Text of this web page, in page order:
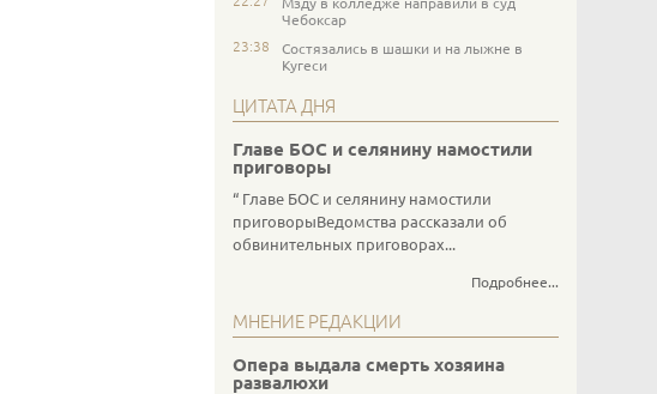
Чебоксар
23:38
Состязались в шашки и на лыжне в
Кугеси
ЦИТАТА ДНЯ
Главе БОС и селянину намостили
приговоры
Главе БОС и селянину намостили
приговорыВедомства рассказали об
обвинительных приговорах...
Подробнее...
МНЕНИЕ РЕДАКЦИИ
Опера выдала смерть хозяина
развалюхи